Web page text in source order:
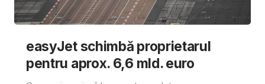
easyJet schimbă proprietarul
pentru aprox. 6,6 mld. euro